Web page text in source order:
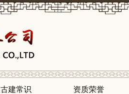
古建常识 资质荣誉